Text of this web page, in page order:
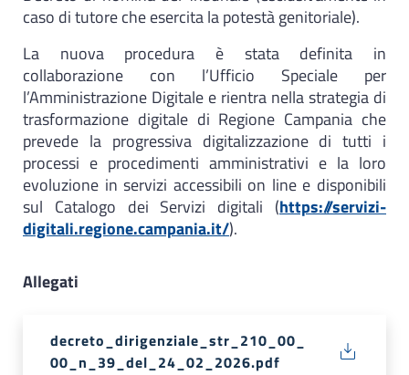
caso di tutore che esercita la potestà genitoriale).
La nuova procedura è stata definita in
collaborazione con l’Ufficio Speciale per
l’Amministrazione Digitale e rientra nella strategia di
trasformazione digitale di Regione Campania che
prevede la progressiva digitalizzazione di tutti i
processi e procedimenti amministrativi e la loro
evoluzione in servizi accessibili on line e disponibili
sul Catalogo dei Servizi digitali (https://servizi-
digitali.regione.campania.it/).
Allegati
decreto_dirigenziale_str_210_00_
00_n_39_del_24_02_2026.pdf